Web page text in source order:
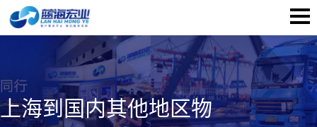
上海到国内其他地区物